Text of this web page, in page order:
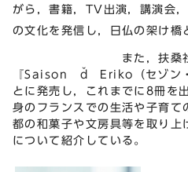
がら，書籍，TV出演，講演会
の文化を発信し，日仏の架け橋
また，扶桑社から書
『Saison ď Eriko（セゾン・
とに発売し，これまでに8冊を
身のフランスでの生活や子育て
都の和菓子や文房具等を取り上
について紹介している。